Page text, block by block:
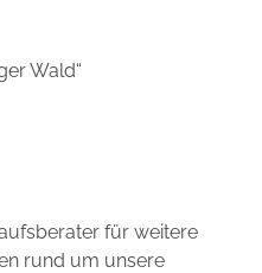
Wald“
für weitere
rund um unsere